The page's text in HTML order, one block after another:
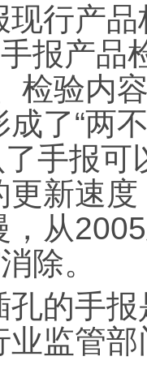
产品
报产
检验内
了“两
手报
更新速
，从
除。
手报
业监管